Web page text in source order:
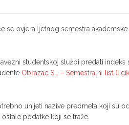
se ovjera ljetnog semestra
studentskoj službi predati
Obrazac SL – Semestralni list (I
unijeti nazive predmeta koji su
podatke koji se traže.